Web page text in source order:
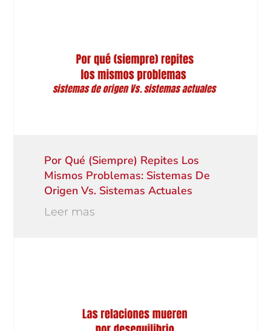
Por Qué (siempre) Repites Los
Mismos Problemas: Sistemas De
Origen Vs. Sistemas Actuales
Leer mas